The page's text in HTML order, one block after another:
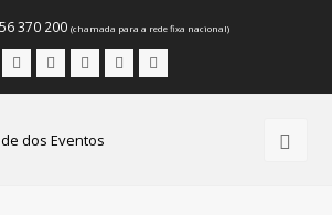
370 200 (chamada para a rede fixa nacional)
FacebookInstagram
LinkedInYoutube